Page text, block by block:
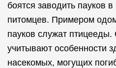
боятся заводить пауков
питомцев. Примером
пауков служат
учитывают особенности
насекомых, могущих